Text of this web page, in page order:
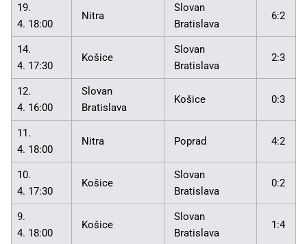
19.
4. 18:00
Nitra
Slovan
Bratislava
6:2
14.
4. 17:30
Košice
Slovan
Bratislava
2:3
12.
4. 16:00
Slovan
Bratislava
Košice 0:3
11.
4. 18:00
Nitra Poprad 4:2
10.
4. 17:30
Košice
Slovan
Bratislava
0:2
9.
4. 18:00
Košice
Slovan
Bratislava
1:4